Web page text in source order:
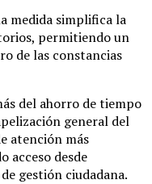
medida simplifica la
permitiendo un
de las constancias
del ahorro de tiempo
general del
atención más
acceso desde
gestión ciudadana.